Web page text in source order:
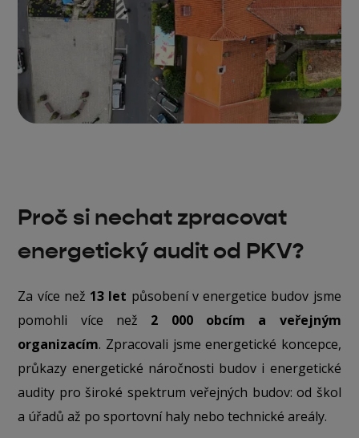
Proč si nechat zpracovat
energetický audit od PKV?
Za více než 13 let působení v energetice budov jsme
pomohli více než 2 000 obcím a veřejným
organizacím. Zpracovali jsme energetické koncepce,
průkazy energetické náročnosti budov i energetické
audity pro široké spektrum veřejných budov: od škol
a úřadů až po sportovní haly nebo technické areály.